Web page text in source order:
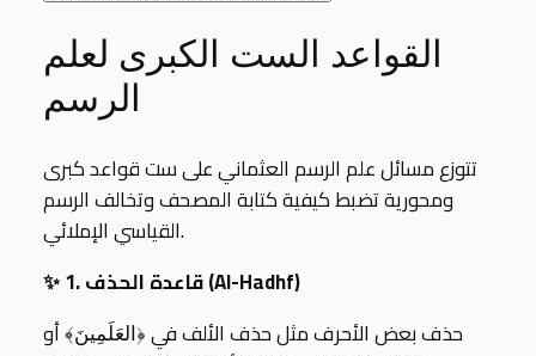
القواعد الست الكبرى لعلم
الرسم
تتوزع مسائل علم الرسم العثماني على ست قواعد كبرى
ومحورية تضبط كيفية كتابة المصحف وتخالف الرسم
القياسي الإملائي.
✨ 1. قاعدة الحذف (Al-Hadhf)
حذف بعض الأحرف مثل حذف الألف في ﴿العَلَمِينَ﴾ أو